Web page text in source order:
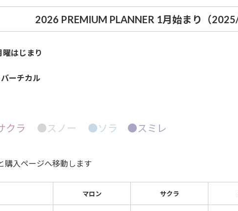
2026 PREMIUM PLANNER 1月始まり（
はじまり
ーチカル
クラ ●スノー ●ソラ ●スミレ
入ページへ移動します
マロン サクラ